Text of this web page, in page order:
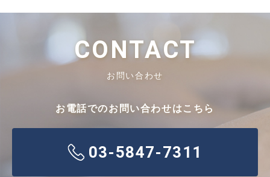
CONTACT
お問い合わせ
お電話でのお問い合わせはこちら
03-5847-7311